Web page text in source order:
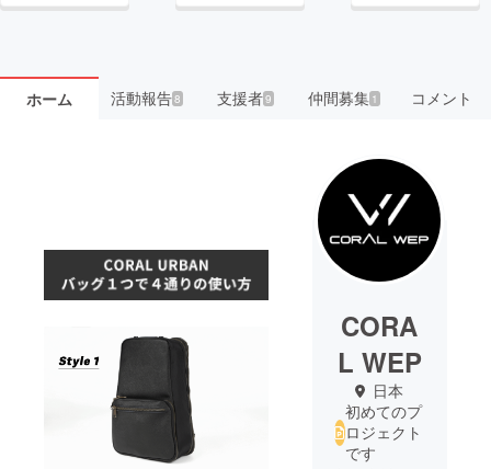
ホーム 活動報告8 支援者9 仲間募集 1 コメント
CORA
L WEP
日本
初めてのプ
ロジェクト
です